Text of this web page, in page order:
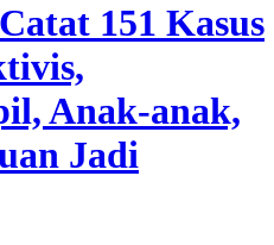
151 Kasus
Anak-anak,
Jadi